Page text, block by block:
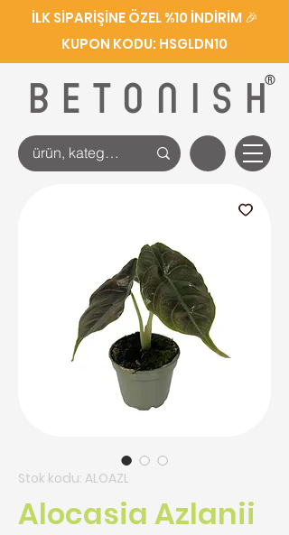
BETONISH
®
İLK SİPARİŞİNE ÖZEL %10 İNDİRİM 🎉
KUPON KODU: HSGLDN10
Stok kodu: ALOAZL
Alocasia Azlanii